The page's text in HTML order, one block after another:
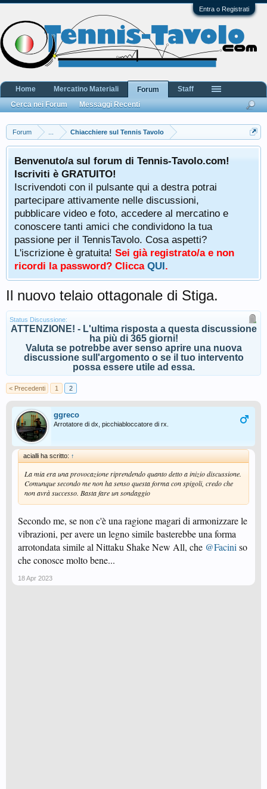
Entra o Registrati
Forum Chiacchiere sul Tennis Tavolo
Benvenuto/a sul forum di Tennis-Tavolo.com!
Iscriviti è GRATUITO!
Iscrivendoti con il pulsante qui a destra potrai
partecipare attivamente nelle discussioni,
pubblicare video e foto, accedere al mercatino e
conoscere tanti amici che condividono la tua
passione per il TennisTavolo. Cosa aspetti?
L'iscrizione è gratuita! Sei già registrato/a e non
ricordi la password? Clicca QUI.
Il nuovo telaio ottagonale di Stiga.
Status Discussione:
ATTENZIONE! - L'ultima risposta a questa discussione
ha più di 365 giorni!
Valuta se potrebbe aver senso aprire una nuova
discussione sull'argomento o se il tuo intervento
possa essere utile ad essa.
< Precedenti 1 2
ggreco
Arrotatore di dx, picchiabloccatore di rx.
acialli ha scritto: ↑
La mia era una provocazione riprendendo quanto detto a inizio discussione.
Comunque secondo me non ha senso questa forma con spigoli, credo che
non avrà successo. Basta fare un sondaggio
Secondo me, se non c'è una ragione magari di armonizzare le
vibrazioni, per avere un legno simile basterebbe una forma
arrotondata simile al Nittaku Shake New All, che @Facini so
che conosce molto bene...
18 Apr 2023
Home Mercatino Materiali
Forum
Cerca nei Forum
Messaggi Recenti
Staff